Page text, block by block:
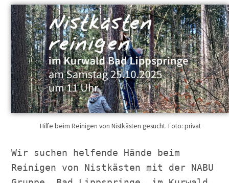
Hilfe beim Reinigen von Nistkästen gesucht. Foto: privat
Wir suchen helfende Hände beim
Reinigen von Nistkästen mit der NABU